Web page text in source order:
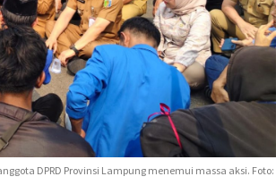
DPRD Provinsi Lampung menemui massa aksi. Foto: